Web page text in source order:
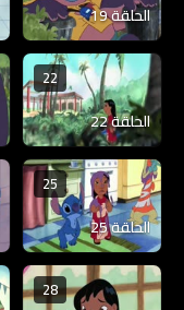
الحلقة 19
22
الحلقة 22
25
الحلقة 25
28